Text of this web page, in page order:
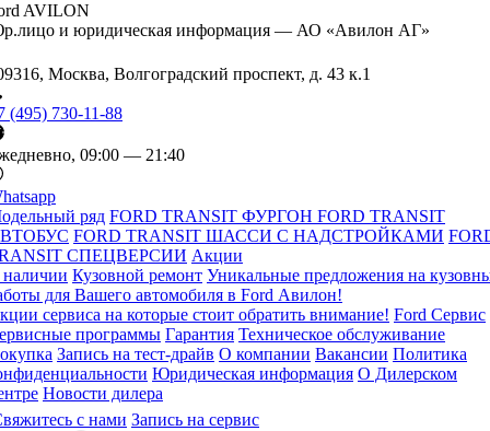
AVILON
и юридическая информация — АО «Авилон АГ»
Москва, Волгоградский проспект, д. 43 к.1
(495) 730-11-88
09:00 — 21:40
ряд FORD TRANSIT ФУРГОН FORD TRANSIT
FORD TRANSIT ШАССИ С НАДСТРОЙКАМИ
СПЕЦВЕРСИИ Акции
Кузовной ремонт Уникальные предложения на
для Вашего автомобиля в Ford Авилон!
сервиса на которые стоит обратить внимание! Ford Сервис
программы Гарантия Техническое обслуживание
Запись на тест-драйв О компании Вакансии Политика
Юридическая информация О Дилерском
Новости дилера
с нами Запись на сервис